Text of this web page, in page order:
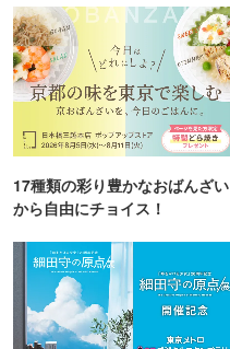
17種類の彩り豊かなおばんざい
から自由にチョイス！